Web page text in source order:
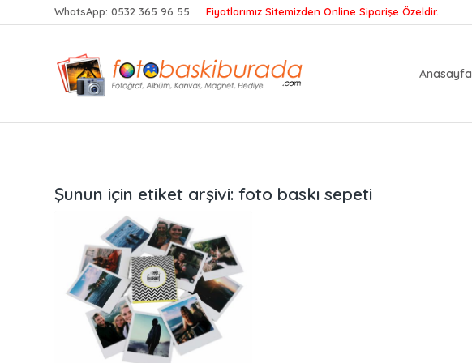
WhatsApp: 0532 365 96 55 Fiyatlarımız Sitemizden Online Siparişe Özeldir.
Anasayfa
Şunun için etiket arşivi: foto baskı sepeti